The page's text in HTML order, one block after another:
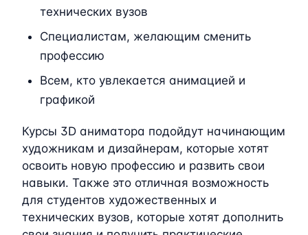
технических вузов
Специалистам, желающим сменить
профессию
Всем, кто увлекается анимацией и
графикой
Курсы 3D аниматора подойдут начинающим
художникам и дизайнерам, которые хотят
освоить новую профессию и развить свои
навыки. Также это отличная возможность
для студентов художественных и
технических вузов, которые хотят дополнить